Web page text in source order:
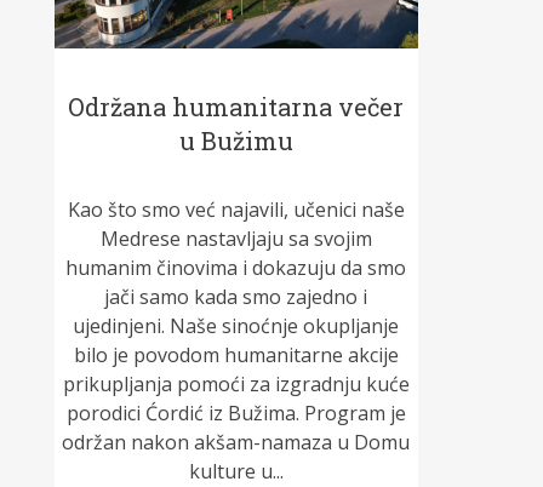
Održana humanitarna večer
u Bužimu
Kao što smo već najavili, učenici naše
Medrese nastavljaju sa svojim
humanim činovima i dokazuju da smo
jači samo kada smo zajedno i
ujedinjeni. Naše sinoćnje okupljanje
bilo je povodom humanitarne akcije
prikupljanja pomoći za izgradnju kuće
porodici Ćordić iz Bužima. Program je
održan nakon akšam-namaza u Domu
kulture u...